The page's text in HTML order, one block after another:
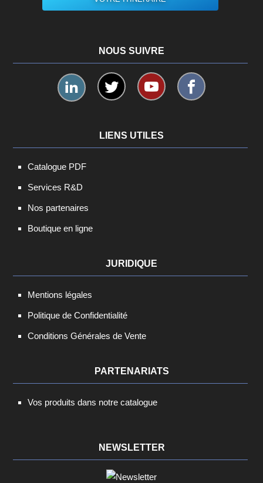
NOUS SUIVRE
LIENS UTILES
Catalogue PDF
Services R&D
Nos partenaires
Boutique en ligne
JURIDIQUE
Mentions légales
Politique de Confidentialité
Conditions Générales de Vente
PARTENARIATS
Vos produits dans notre catalogue
NEWSLETTER